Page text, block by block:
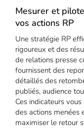
Mesurer et
vos actions RP
Une stratégie RP
rigoureux et des
de relations presse
fournissent des
détaillés des
publiés, audience
Ces indicateurs
des actions menées
maximiser le retour